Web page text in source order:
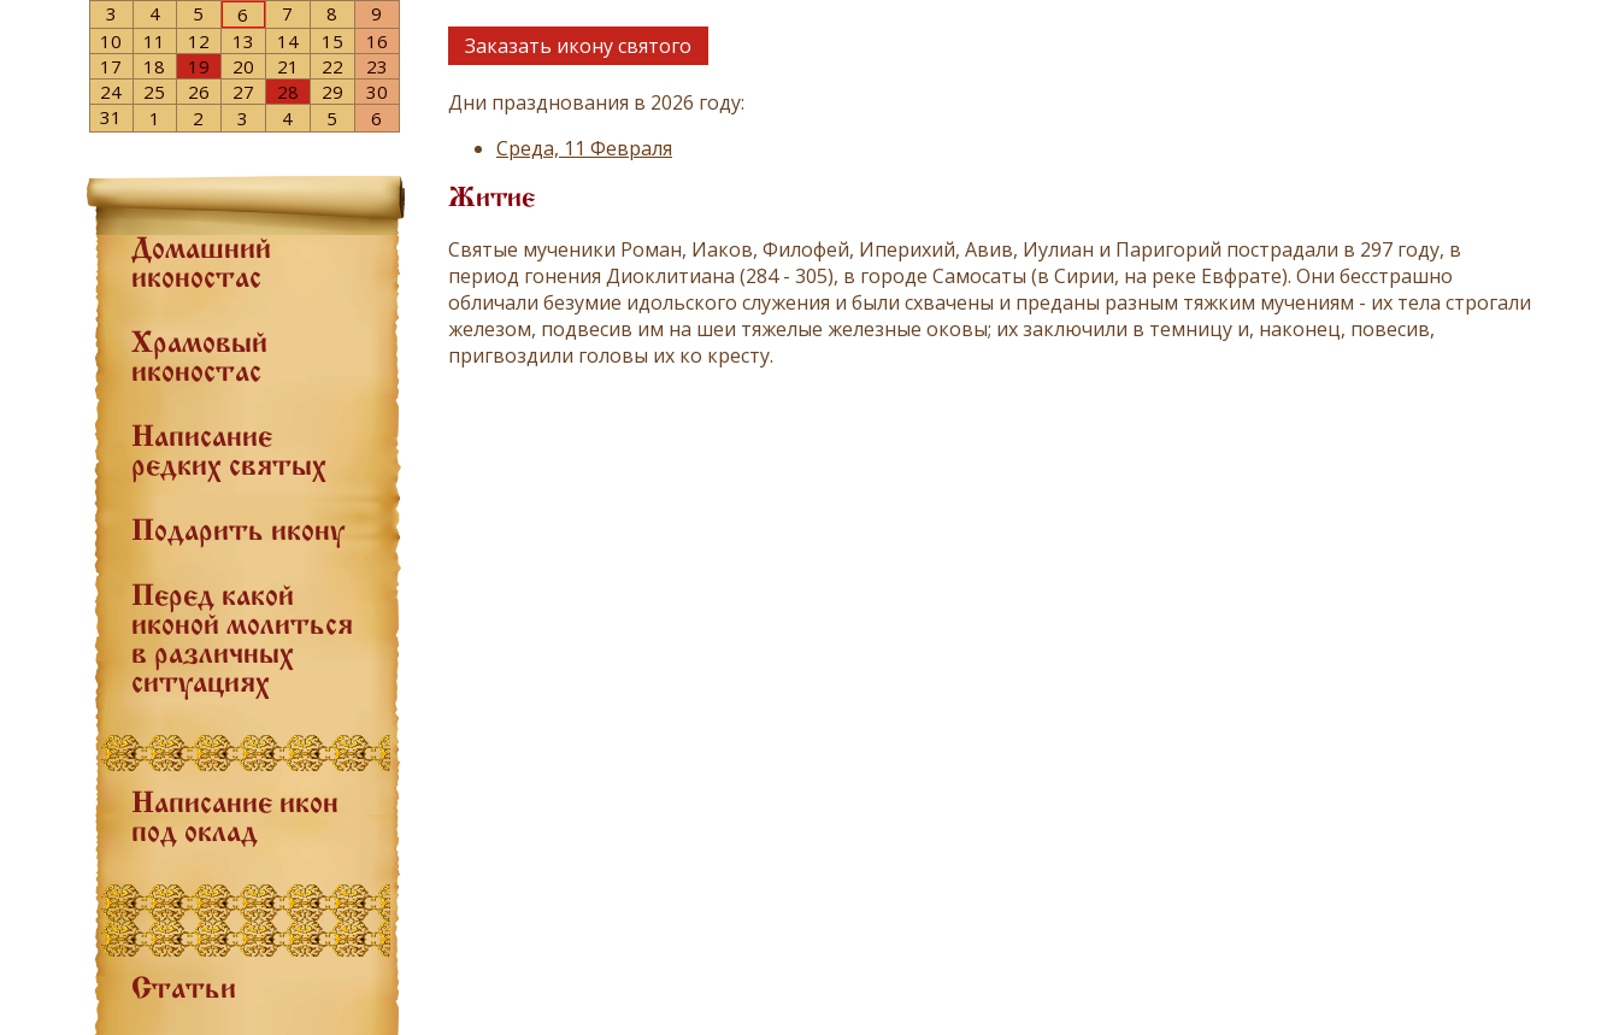
3
4 5 6 7 8
9
10
11 12 13 14 15
16
17
18 19 20 21 22
23
24
25 26 27 28 29
30
31
1 2 3 4 5 6
Домашний
иконостас
Храмовый
иконостас
Написание
редких святых
Подарить икону
Перед какой
иконой молиться
в различных
ситуациях
Написание икон
под оклад
Статьи
Заказать икону святого
Дни празднования в 2026 году:
Среда, 11 Февраля
Житие
Святые мученики Роман, Иаков, Филофей, Иперихий, Авив, Иулиан и Паригорий пострадали в 297 году, в
период гонения Диоклитиана (284 - 305), в городе Самосаты (в Сирии, на реке Евфрате). Они бесстрашно
обличали безумие идольского служения и были схвачены и преданы разным тяжким мучениям - их тела строгали
железом, подвесив им на шеи тяжелые железные оковы; их заключили в темницу и, наконец, повесив,
пригвоздили головы их ко кресту.